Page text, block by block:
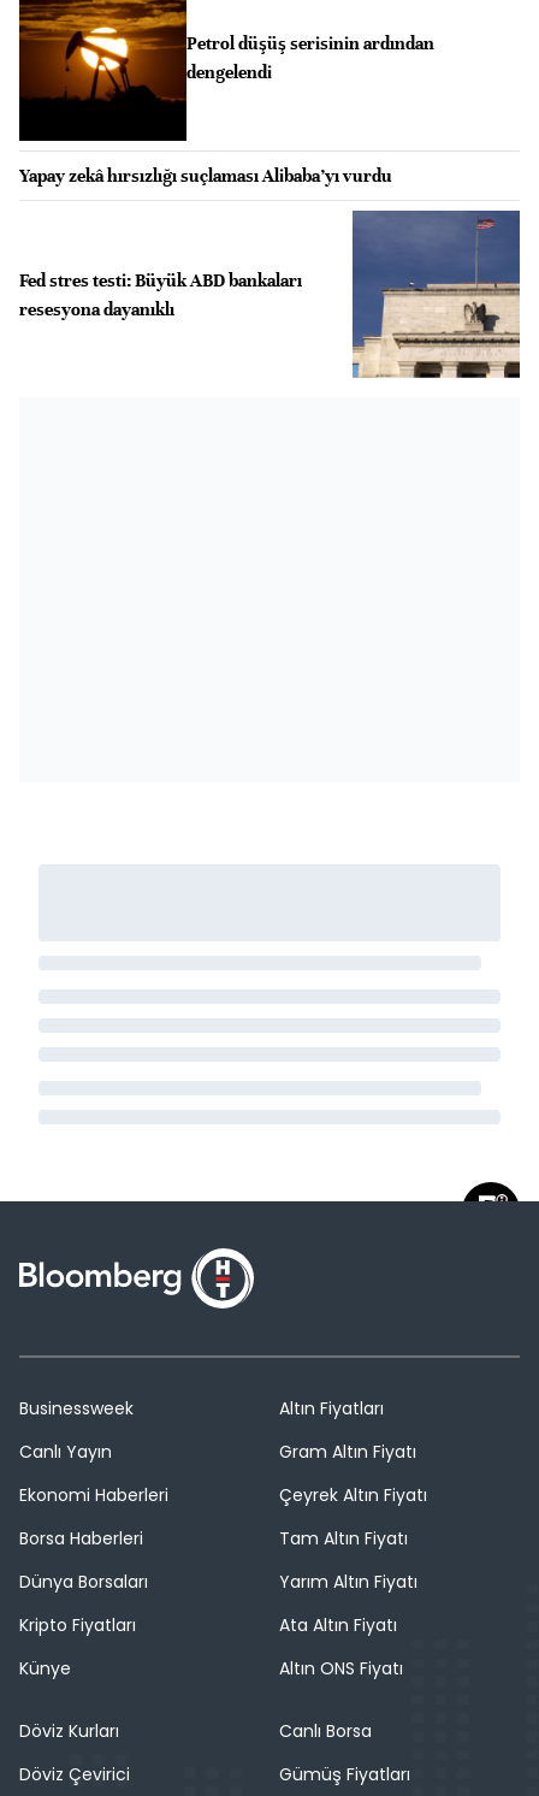
Petrol düşüş serisinin ardından
dengelendi
Yapay zekâ hırsızlığı suçlaması Alibaba’yı vurdu
Fed stres testi: Büyük ABD bankaları
resesyona dayanıklı
Businessweek
Canlı Yayın
Ekonomi Haberleri
Borsa Haberleri
Dünya Borsaları
Kripto Fiyatları
Künye
Altın Fiyatları
Gram Altın Fiyatı
Çeyrek Altın Fiyatı
Tam Altın Fiyatı
Yarım Altın Fiyatı
Ata Altın Fiyatı
Altın ONS Fiyatı
Döviz Kurları
Döviz Çevirici
Canlı Borsa
Gümüş Fiyatları